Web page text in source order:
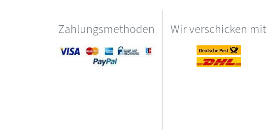
Zahlungsmethoden Wir verschicken mit